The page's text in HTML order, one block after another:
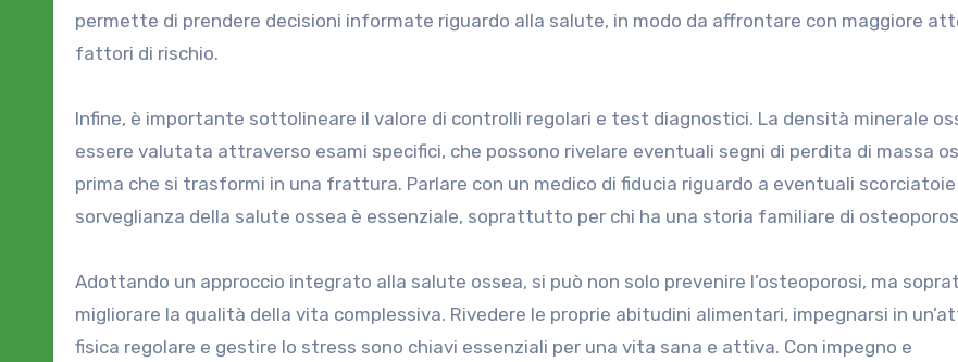
permette di prendere decisioni informate riguardo alla salute, in modo da affrontare con maggiore
fattori di rischio.
Infine, è importante sottolineare il valore di controlli regolari e test diagnostici. La densità minerale
essere valutata attraverso esami specifici, che possono rivelare eventuali segni di perdita di massa
prima che si trasformi in una frattura. Parlare con un medico di fiducia riguardo a eventuali
sorveglianza della salute ossea è essenziale, soprattutto per chi ha una storia familiare di
Adottando un approccio integrato alla salute ossea, si può non solo prevenire l’osteoporosi, ma
migliorare la qualità della vita complessiva. Rivedere le proprie abitudini alimentari, impegnarsi in
fisica regolare e gestire lo stress sono chiavi essenziali per una vita sana e attiva. Con impegno e